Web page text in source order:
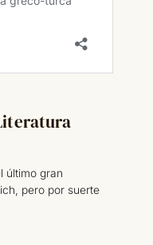
último gran
pero por suerte